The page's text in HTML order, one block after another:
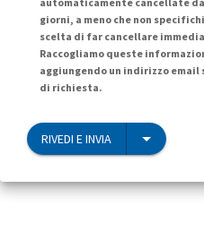
giorni, a meno che non
scelta di far cancellare
Raccogliamo queste
aggiungendo un indirizzo email
di richiesta.
RIVEDI E INVIA